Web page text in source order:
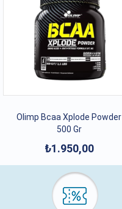
Olimp Bcaa Xplode Powder
500 Gr
₺1.950,00